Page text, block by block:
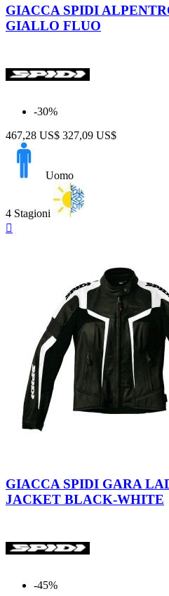
Fluo
GIACCA SPIDI
GIALLO FLUO
-30%
467,28 US$ 327,09 US$
Uomo
4 Stagioni

Bianco
GIACCA SPIDI GARA
JACKET BLACK-WHITE
-45%